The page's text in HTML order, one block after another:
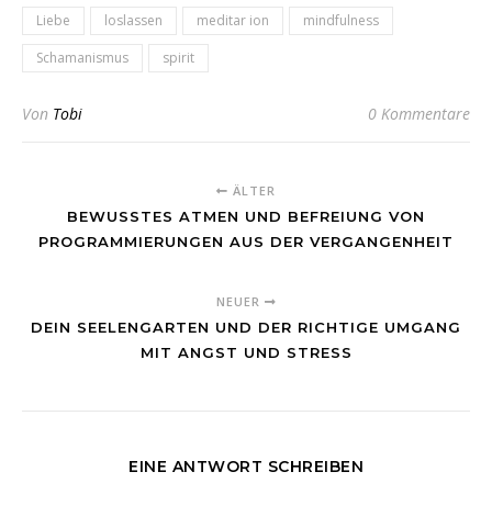
Liebe loslassen meditar ion
mindfulness
Schamanismus
spirit
Von Tobi 0 Kommentare
ÄLTER
BEWUSSTES ATMEN UND BEFREIUNG VON
PROGRAMMIERUNGEN AUS DER VERGANGENHEIT
NEUER
DEIN SEELENGARTEN UND DER RICHTIGE UMGANG
MIT ANGST UND STRESS
EINE ANTWORT SCHREIBEN